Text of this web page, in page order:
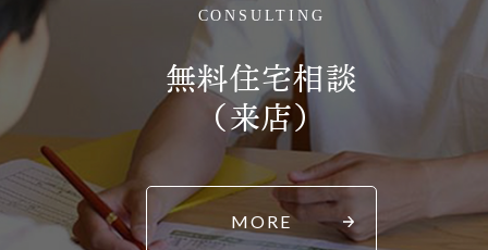
CONSULTING
無料住宅相談
（来店）
MORE